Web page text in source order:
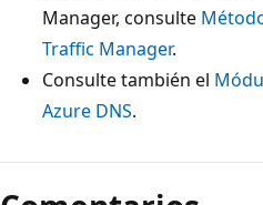
Manager, consulte
Traffic Manager.
Consulte también el
Azure DNS.
Modo
de